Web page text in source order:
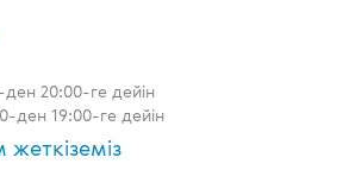
20:00-ге дейін
ден 19:00-ге дейін
жеткіземіз